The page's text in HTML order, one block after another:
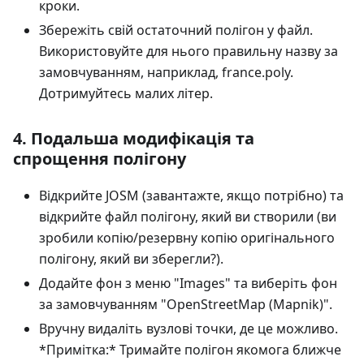
кроки.
Збережіть свій остаточний полігон у файл.
Використовуйте для нього правильну назву за
замовчуванням, наприклад, france.poly.
Дотримуйтесь малих літер.
4. Подальша модифікація та
спрощення полігону
Відкрийте JOSM (завантажте, якщо потрібно) та
відкрийте файл полігону, який ви створили (ви
зробили копію/резервну копію оригінального
полігону, який ви зберегли?).
Додайте фон з меню "Images" та виберіть фон
за замовчуванням "OpenStreetMap (Mapnik)".
Вручну видаліть вузлові точки, де це можливо.
*Примітка:* Тримайте полігон якомога ближче